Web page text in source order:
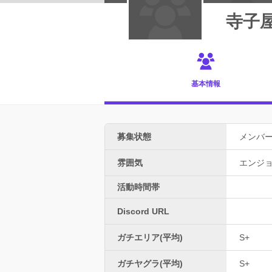
寺子
基本情報
募集状態 メンバ
雰囲気 エンジ
活動時間帯
Discord URL
ガチエリア(平均) S+
ガチヤグラ(平均) S+